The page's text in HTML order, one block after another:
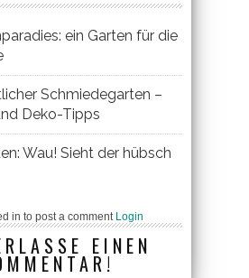
ein Garten für die
Schmiedegarten –
Deko-Tipps
Wau! Sieht der hübsch
in to post a comment Login
EINEN